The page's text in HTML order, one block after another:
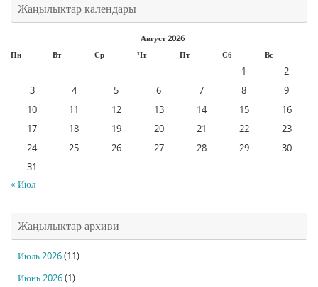
Жаңылыктар календары
Август 2026
Пн
Вт Ср Чт Пт Сб Вс
1
2
3
4 5 6 7 8
9
10
11 12 13 14 15
16
17
18 19 20 21 22
23
24
25 26 27 28 29
30
31
« Июл
Жаңылыктар архиви
Июль 2026(11)
Июнь 2026(1)